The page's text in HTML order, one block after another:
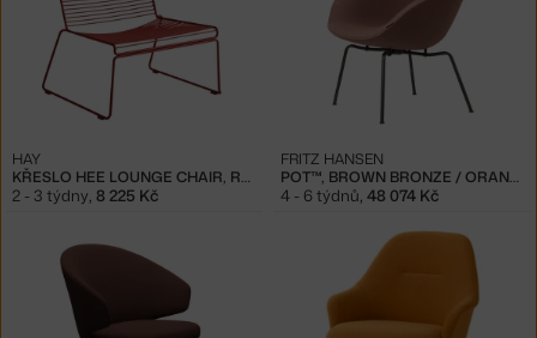
KŘESLO HEE LOUNGE CHAIR, RUST
HAY
2 - 3 týdny 8 225 Kč
POT™, BROWN BRONZE / ORANGE RED
FRITZ HANSEN
4 - 6 týdnů 48 074 Kč